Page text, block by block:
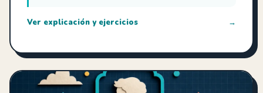
Ver explicación y ejercicios →